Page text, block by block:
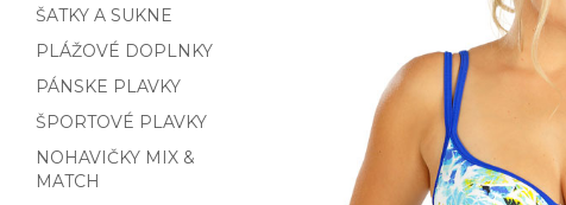
ŠATKY A SUKNE
PLÁŽOVÉ DOPLNKY
PÁNSKE PLAVKY
ŠPORTOVÉ PLAVKY
NOHAVIČKY MIX &
MATCH